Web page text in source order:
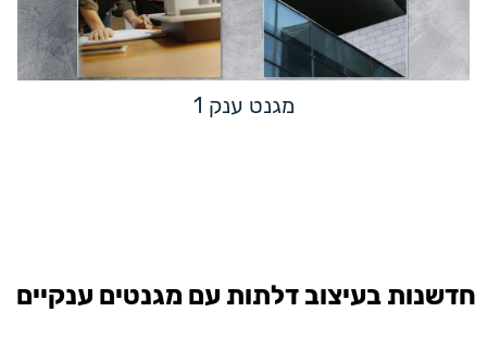
מגנט ענק 1
חדשנות בעיצוב דלתות עם מגנטים ענקיים